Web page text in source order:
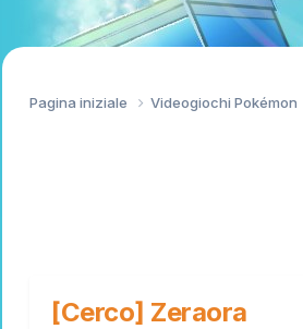
Pagina iniziale Videogiochi Pokémon
[Cerco] Zeraora